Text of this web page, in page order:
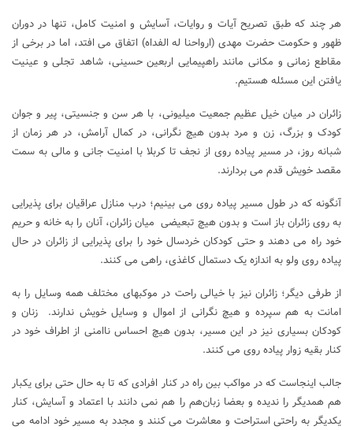
هر چند که طبق تصریح آیات و روایات، آسایش و امنیت کامل، تنها در دوران
ظهور و حکومت حضرت مهدی (ارواحنا له الفداه) اتفاق می افتد، اما در برخی از
مقاطع زمانی و مکانی مانند راهپیمایی اربعین حسینی، شاهد تجلی و عینیت
یافتن این مسئله هستیم.
زائران در میان خیل عظیم جمعیت میلیونی، با هر سن و جنسیتی، پیر و جوان
کودک و بزرگ، زن و مرد بدون هیچ نگرانی، در کمال آرامش، در هر زمان از
شبانه روز، در مسیر پیاده روی از نجف تا کربلا با امنیت جانی و مالی به سمت
مقصد خویش قدم می بردارند.
آنگونه که در طول مسیر پیاده روی می بینیم؛ درب منازل عراقیان برای پذیرایی
به روی زائران باز است و بدون هیچ تبعیضی میان زائران، آنان را به خانه و حریم
خود راه می دهند و حتی کودکان خردسال خود را برای پذیرایی از زائران در حال
پیاده روی ولو به اندازه یک دستمال کاغذی، راهی می کنند.
از طرفی دیگر؛ زائران نیز با خیالی راحت در موکبهای مختلف همه وسایل را به
امانت به هم سپرده و هیچ نگرانی از اموال و وسایل خویش ندارند. زنان و
کودکان بسیاری نیز در این مسیر، بدون هیچ احساس ناامنی از اطراف خود در
کنار بقیه زوار پیاده روی می کنند.
جالب اینجاست که در مواکب بین راه در کنار افرادی که تا به حال حتی برای یکبار
هم همدیگر را ندیده و بعضا زبان‌هم را هم نمی دانند با اعتماد و آسایش، کنار
یکدیگر به راحتی استراحت و معاشرت می کنند و مجدد به مسیر خود ادامه می